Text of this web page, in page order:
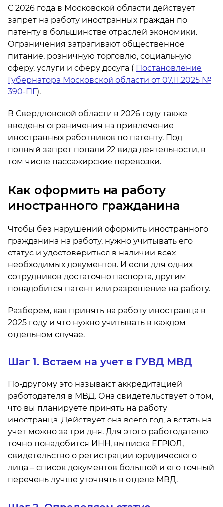
С 2026 года в Московской области действует
запрет на работу иностранных граждан по
патенту в большинстве отраслей экономики.
Ограничения затрагивают общественное
питание, розничную торговлю, социальную
сферу, услуги и сферу досуга ( Постановление
Губернатора Московской области от 07.11.2025 №
390-ПГ).
В Свердловской области в 2026 году также
введены ограничения на привлечение
иностранных работников по патенту. Под
полный запрет попали 22 вида деятельности, в
том числе пассажирские перевозки.
Как оформить на работу
иностранного гражданина
Чтобы без нарушений оформить иностранного
гражданина на работу, нужно учитывать его
статус и удостовериться в наличии всех
необходимых документов. И если для одних
сотрудников достаточно паспорта, другим
понадобится патент или разрешение на работу.
Разберем, как принять на работу иностранца в
2025 году и что нужно учитывать в каждом
отдельном случае.
Шаг 1. Встаем на учет в ГУВД МВД
По-другому это называют аккредитацией
работодателя в МВД. Она свидетельствует о том,
что вы планируете принять на работу
иностранца. Действует она всего год, а встать на
учет можно за три дня. Для этого работодателю
точно понадобится ИНН, выписка ЕГРЮЛ,
свидетельство о регистрации юридического
лица – список документов большой и его точный
перечень лучше уточнять в отделе МВД.